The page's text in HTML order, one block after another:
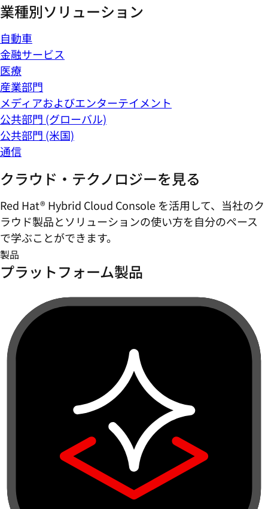
業種別ソリューション
自動車
金融サービス
医療
産業部門
メディアおよびエンターテイメント
公共部門 (グローバル)
公共部門 (米国)
通信
クラウド・テクノロジーを見る
Red Hat® Hybrid Cloud Console を活用して、当社のク
ラウド製品とソリューションの使い方を自分のペース
で学ぶことができます。
製品
プラットフォーム製品